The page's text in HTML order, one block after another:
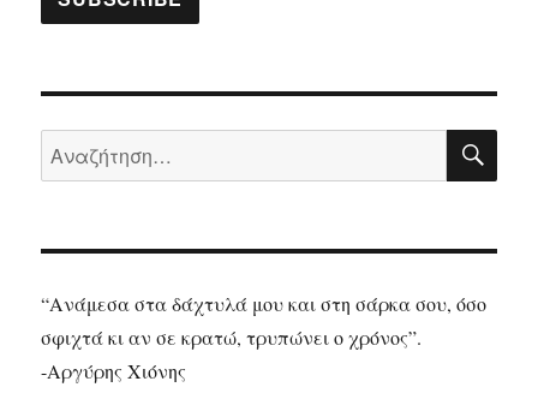
Αναζήτηση
για:
“Ανάμεσα στα δάχτυλά μου και στη σάρκα σου, όσο
σφιχτά κι αν σε κρατώ, τρυπώνει ο χρόνος”.
-Αργύρης Χιόνης